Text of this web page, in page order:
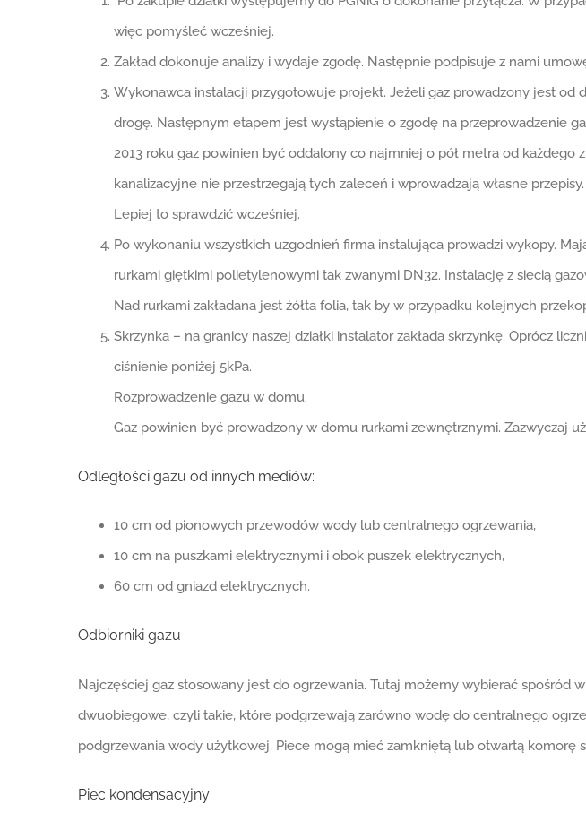
więc pomyśleć wcześniej.
Zakład dokonuje analizy i wydaje zgodę. Następnie podpisuje z nami
Wykonawca instalacji przygotowuje projekt. Jeżeli gaz prowadzony jest
drogę. Następnym etapem jest wystąpienie o zgodę na przeprowadzenie
2013 roku gaz powinien być oddalony co najmniej o pół metra od
kanalizacyjne nie przestrzegają tych zaleceń i wprowadzają własne
Lepiej to sprawdzić wcześniej.
Po wykonaniu wszystkich uzgodnień firma instalująca prowadzi wykopy.
rurkami giętkimi polietylenowymi tak zwanymi DN32. Instalację z siecią
Nad rurkami zakładana jest żółta folia, tak by w przypadku kolejnych
Skrzynka – na granicy naszej działki instalator zakłada skrzynkę. Oprócz
ciśnienie poniżej 5kPa.
Rozprowadzenie gazu w domu.
Gaz powinien być prowadzony w domu rurkami zewnętrznymi. Zazwyczaj
Odległości gazu od innych mediów:
10 cm od pionowych przewodów wody lub centralnego ogrzewania,
10 cm na puszkami elektrycznymi i obok puszek elektrycznych,
60 cm od gniazd elektrycznych.
Odbiorniki gazu
Najczęściej gaz stosowany jest do ogrzewania. Tutaj możemy wybierać spośród
dwuobiegowe, czyli takie, które podgrzewają zarówno wodę do centralnego
podgrzewania wody użytkowej. Piece mogą mieć zamkniętą lub otwartą komorę
Piec kondensacyjny